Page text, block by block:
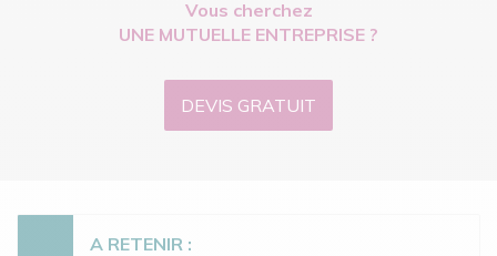
Vous cherchez
UNE MUTUELLE ENTREPRISE ?
DEVIS GRATUIT
A RETENIR :